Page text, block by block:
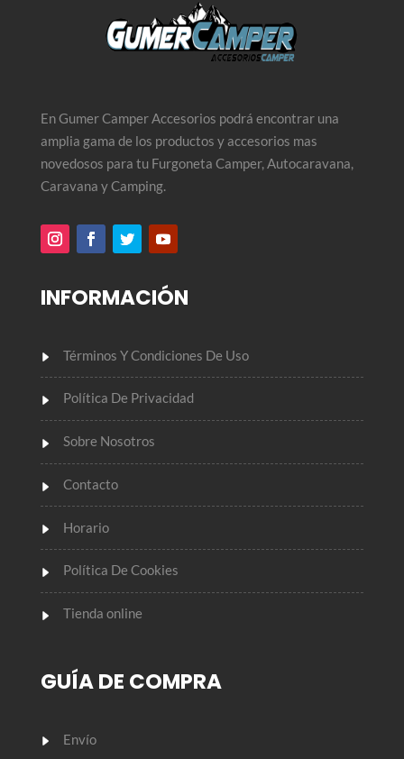
En Gumer Camper Accesorios podrá encontrar una
amplia gama de los productos y accesorios mas
novedosos para tu Furgoneta Camper, Autocaravana,
Caravana y Camping.
INFORMACIÓN
Términos Y Condiciones De Uso
Política De Privacidad
Sobre Nosotros
Contacto
Horario
Política De Cookies
Tienda online
GUÍA DE COMPRA
Envío